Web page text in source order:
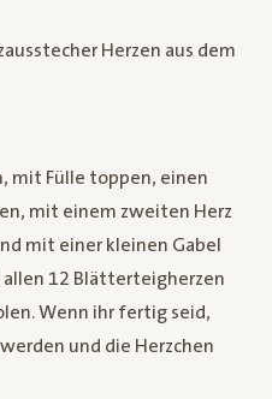
Herzen aus dem
mit Fülle toppen, einen
mit einem zweiten Herz
mit einer kleinen Gabel
12 Blätterteigherzen
Wenn ihr fertig seid,
und die Herzchen